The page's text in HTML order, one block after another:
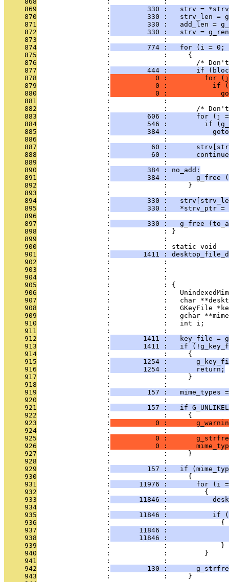
     869
                 :
330 :   strv =
     870
                 :
330 :   strv_len =
     871
                 :
330 :   add_len =
     872
                 :
330 :   strv =
     873
                 :             :
     874
                 :
774 :   for (i = 0;
     875
                 :             :     {
     876
:             :       /*
     877
                 :
444 :       if
     878
                 :
0 :         for
     879
                 :
0 :           if
     880
                 :
0 :
     881
                 :             :
     882
:             :       /*
     883
                 :
606 :       for (j
     884
                 :
546 :         if
     885
                 :
384 :
     886
                 :             :
     887
                 :
60 :
     888
                 :
60 :
     889
                 :             :
     890
                 :
         384 : no_add:
     891
                 :
384 :       g_free
     892
                 :             :     }
     893
                 :             :
     894
                 :
330 :
     895
                 :
330 :   *strv_ptr =
     896
                 :             :
     897
                 :
330 :   g_free
     898
                 :             : }
     899
                 :             :
     900
                 :             : static void
     901
                 :
1411 :
     902
:             :
     903
:             :
     904
:             :
     905
                 :             : {
     906
:             :
     907
:             :   char
     908
:             :   GKeyFile
     909
:             :   gchar
     910
                 :             :   int i;
     911
                 :             :
     912
                 :
1411 :   key_file =
     913
                 :
1411 :   if
     914
                 :             :     {
     915
                 :
1254 :
     916
                 :
        1254 :       return;
     917
                 :             :     }
     918
                 :             :
     919
                 :
157 :   mime_types
     920
                 :             :
     921
                 :
157 :   if
     922
                 :             :     {
     923
                 :
0 :
     924
:             :
     925
                 :
0 :
     926
                 :
0 :
     927
                 :             :     }
     928
                 :             :
     929
                 :
157 :   if
     930
                 :             :     {
     931
                 :
11976 :       for (i
     932
                 :             :         {
     933
                 :
11846 :
     934
                 :             :
     935
                 :
11846 :           if
     936
                 :             :             {
     937
                 :
11846 :
     938
                 :
11846 :
     939
                 :             :             }
     940
                 :             :         }
     941
                 :             :
     942
                 :
130 :
     943
                 :             :     }